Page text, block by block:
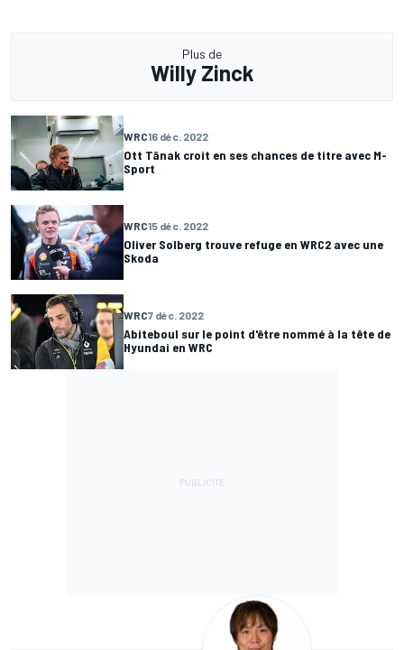
Plus de
Willy Zinck
WRC16 déc. 2022
Ott Tänak croit en ses chances de titre avec M-
Sport
WRC15 déc. 2022
Oliver Solberg trouve refuge en WRC2 avec une
Skoda
WRC7 déc. 2022
Abiteboul sur le point d'être nommé à la tête de
Hyundai en WRC